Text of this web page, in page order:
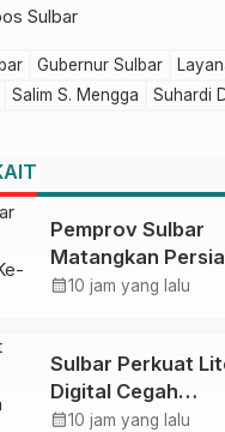
Sulbar
Gubernur Sulbar
Salim S. Mengga Suhardi
Pemprov Sulbar
Matangkan
HUT Ke-81 RI,
calendar_month10 jam yang lalu
Sulbar Perkuat
Digital Cegah
Kejahatan Love
calendar_month10 jam yang lalu